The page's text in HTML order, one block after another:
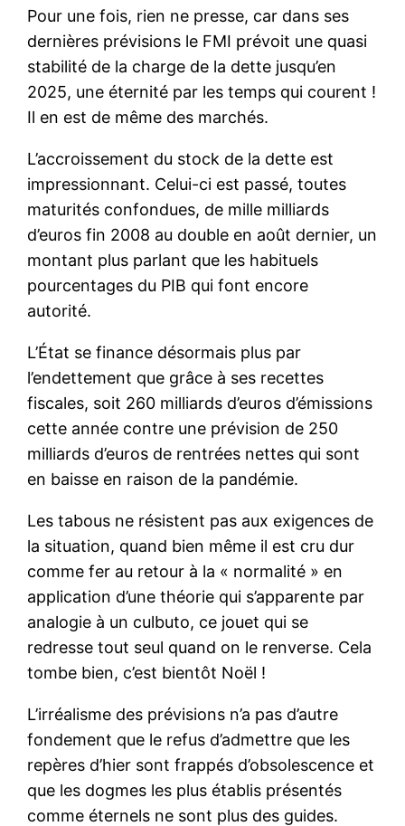
Pour une fois, rien ne presse, car dans ses
dernières prévisions le FMI prévoit une quasi
stabilité de la charge de la dette jusqu’en
2025, une éternité par les temps qui courent !
Il en est de même des marchés.
L’accroissement du stock de la dette est
impressionnant. Celui-ci est passé, toutes
maturités confondues, de mille milliards
d’euros fin 2008 au double en août dernier, un
montant plus parlant que les habituels
pourcentages du PIB qui font encore
autorité.
L’État se finance désormais plus par
l’endettement que grâce à ses recettes
fiscales, soit 260 milliards d’euros d’émissions
cette année contre une prévision de 250
milliards d’euros de rentrées nettes qui sont
en baisse en raison de la pandémie.
Les tabous ne résistent pas aux exigences de
la situation, quand bien même il est cru dur
comme fer au retour à la « normalité » en
application d’une théorie qui s’apparente par
analogie à un culbuto, ce jouet qui se
redresse tout seul quand on le renverse. Cela
tombe bien, c’est bientôt Noël !
L’irréalisme des prévisions n’a pas d’autre
fondement que le refus d’admettre que les
repères d’hier sont frappés d’obsolescence et
que les dogmes les plus établis présentés
comme éternels ne sont plus des guides.